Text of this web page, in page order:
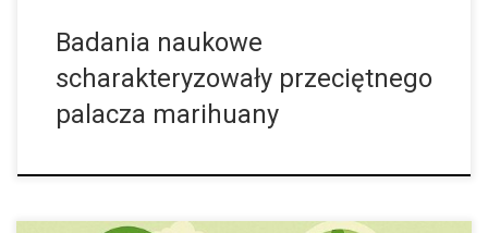
Badania naukowe
scharakteryzowały przeciętnego
palacza marihuany